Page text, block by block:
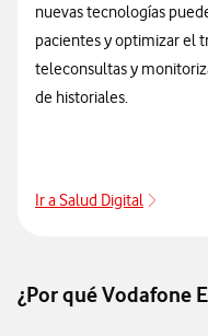
nuevas tecnologías
pacientes y optimizar el
teleconsultas y
de historiales.
Ir a Salud Digital
¿Por qué Vodafone